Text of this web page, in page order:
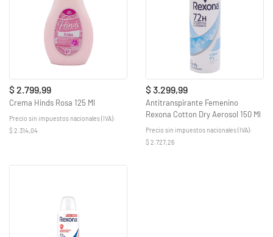
$ 2.799,99
Crema Hinds Rosa 125 Ml
Precio sin impuestos nacionales (IVA):
$ 2.314,04
$ 3.299,99
Antitranspirante Femenino
Rexona Cotton Dry Aerosol 150 Ml
Precio sin impuestos nacionales (IVA):
$ 2.727,26